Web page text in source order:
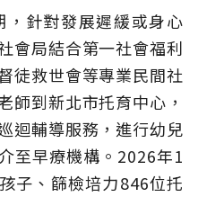
針對發展遲緩或身心
會局結合第一社會福利
徒救世會等專業民間社
師到新北市托育中心，
迴輔導服務，進行幼兒
至早療機構。2026年1
子、篩檢培力846位托